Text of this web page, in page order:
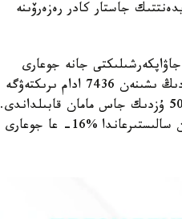
جاستار كادر رەزەرۆىنە
جانە جوعارى
كاسىبي بىلىكتى جاستاردى تارتۋ. نيەت بىلدىرگەن 31 مىڭنان استام ۇمىتكەردىڭ ىشىنەن 7436 ادام ىرىكتەۋگە
قاتىسۋعا جىبەرىلدى. التى كەزەڭنەن تۇراتىن ىرىكتەۋ ناتيجەسىندە رەزەرۆكە 50 ۇزدىك جاس مامان قابىلداندى.
ءبىر ورىنعا 148 ادامنان كەلىپ، بۇل كورسەتكىش 2023 -جىلعى ىرىكتەۋمەن سالىستىرعاندا %16- عا جوعارى